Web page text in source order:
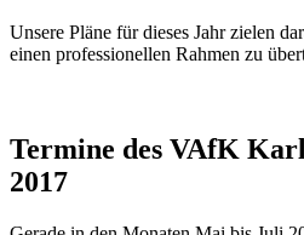
Unsere Pläne für dieses Jahr zielen
einen professionellen Rahmen zu
Termine des VAfK
2017